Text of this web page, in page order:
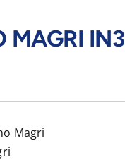
MAGRI IN3
Magri